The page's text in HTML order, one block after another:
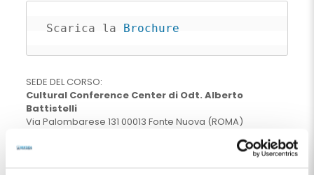
Scarica la Brochure
SEDE DEL CORSO:
Cultural Conference Center di Odt. Alberto
Battistelli
Via Palombarese 131 00013 Fonte Nuova (ROMA)